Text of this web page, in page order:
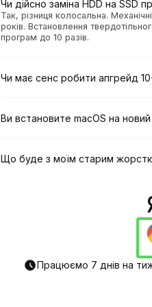
Чи дійсно заміна HDD на SSD
Так, різниця колосальна.
років. Встановлення
програм до 10 разів.
Чи має сенс робити апгрейд
Ви встановите macOS на
Що буде з моїм старим
Працюємо 7 днів на